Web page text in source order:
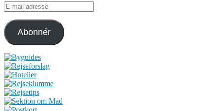
E-
mail-
adresse
Abonnér